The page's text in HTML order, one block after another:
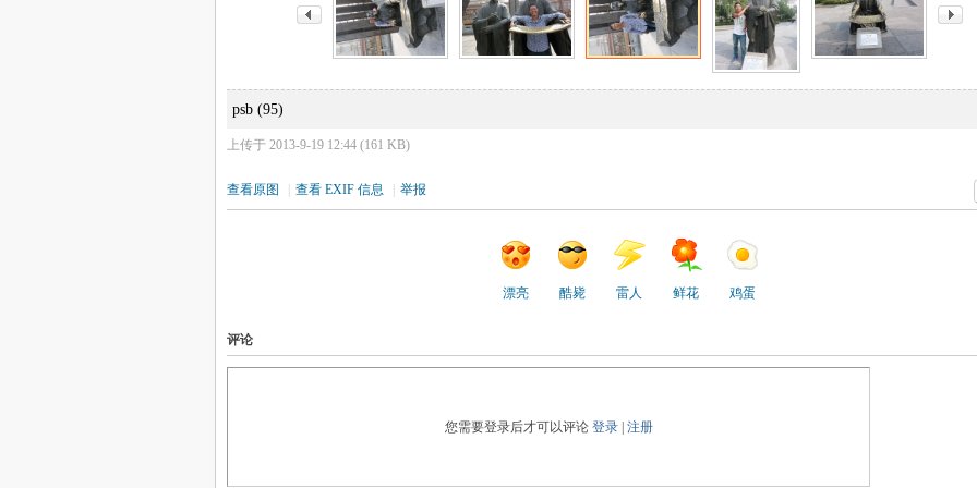
psb (95)
上传于 2013-9-19 12:44 (161 KB)
查看原图 | 查看 EXIF 信息 | 举报
漂亮 酷毙 雷人 鲜花 鸡蛋
评论
您需要登录后才可以评论 登录| 注册